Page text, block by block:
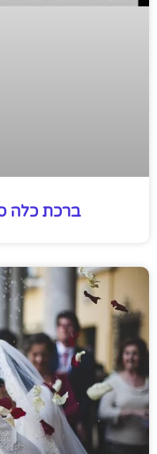
ברכת כלה